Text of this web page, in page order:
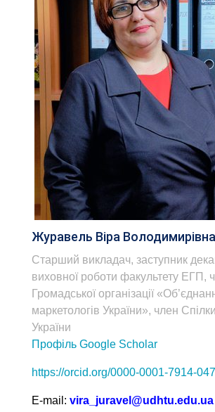
Журавель Віра Володимирівна
Старший викладач, заступник
виховної роботи факультету ЕГП,
Громадської організації
маркетологів України», член
України
Профіль Google Scholar
https://orcid.org/0000-0001-7914-
Е-mail: vira_juravel@udhtu.edu.ua